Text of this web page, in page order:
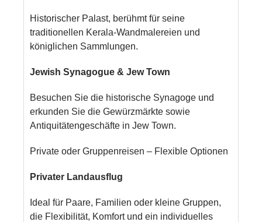
Historischer Palast, berühmt für seine
traditionellen Kerala-Wandmalereien und
königlichen Sammlungen.
Jewish Synagogue & Jew Town
Besuchen Sie die historische Synagoge und
erkunden Sie die Gewürzmärkte sowie
Antiquitätengeschäfte in Jew Town.
Private oder Gruppenreisen – Flexible Optionen
Privater Landausflug
Ideal für Paare, Familien oder kleine Gruppen,
die Flexibilität, Komfort und ein individuelles